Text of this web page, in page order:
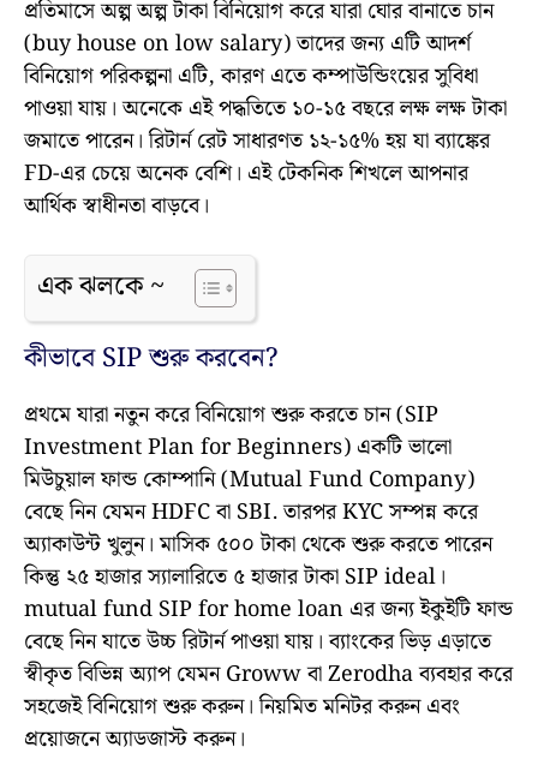
প্রতিমাসে অল্প অল্প টাকা বিনিয়োগ করে যারা ঘোর বানাতে চান
(buy house on low salary) তাদের জন্য এটি আদর্শ
বিনিয়োগ পরিকল্পনা এটি, কারণ এতে কম্পাউন্ডিংয়ের সুবিধা
পাওয়া যায়। অনেকে এই পদ্ধতিতে ১০-১৫ বছরে লক্ষ লক্ষ টাকা
জমাতে পারেন। রিটার্ন রেট সাধারণত ১২-১৫% হয় যা ব্যাঙ্কের
FD-এর চেয়ে অনেক বেশি। এই টেকনিক শিখলে আপনার
আর্থিক স্বাধীনতা বাড়বে।
এক ঝলকে ~
কীভাবে SIP শুরু করবেন?
প্রথমে যারা নতুন করে বিনিয়োগ শুরু করতে চান (SIP
Investment Plan for Beginners) একটি ভালো
মিউচুয়াল ফান্ড কোম্পানি (Mutual Fund Company)
বেছে নিন যেমন HDFC বা SBI. তারপর KYC সম্পন্ন করে
অ্যাকাউন্ট খুলুন। মাসিক ৫০০ টাকা থেকে শুরু করতে পারেন
কিন্তু ২৫ হাজার স্যালারিতে ৫ হাজার টাকা SIP ideal।
mutual fund SIP for home loan এর জন্য ইকুইটি ফান্ড
বেছে নিন যাতে উচ্চ রিটার্ন পাওয়া যায়। ব্যাংকের ভিড় এড়াতে
স্বীকৃত বিভিন্ন অ্যাপ যেমন Groww বা Zerodha ব্যবহার করে
সহজেই বিনিয়োগ শুরু করুন। নিয়মিত মনিটর করুন এবং
প্রয়োজনে অ্যাডজাস্ট করুন।